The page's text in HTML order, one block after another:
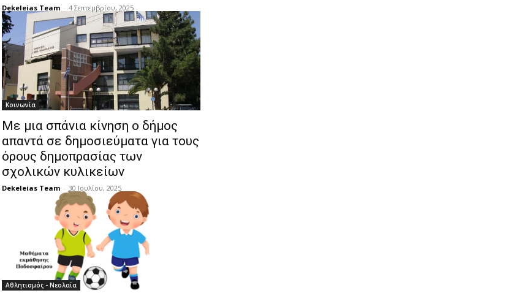
Dekeleias Team - 4 Σεπτεμβρίου, 2025
Κοινωνία
Με μια σπάνια κίνηση ο δήμος
απαντά σε δημοσιεύματα για τους
όρους δημοπρασίας των
σχολικών κυλικείων
Dekeleias Team - 30 Ιουλίου, 2025
Αθλητισμός - Νεολαία